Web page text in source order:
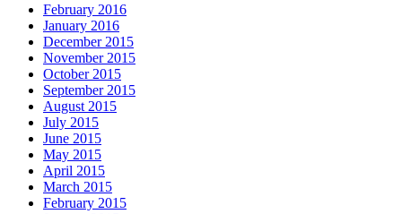
February 2016
January 2016
December 2015
November 2015
October 2015
September 2015
August 2015
July 2015
June 2015
May 2015
April 2015
March 2015
February 2015